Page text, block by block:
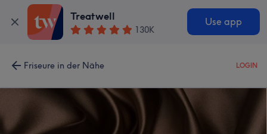
Treatwell
130K
Use app
Friseure in der Nähe LOGIN